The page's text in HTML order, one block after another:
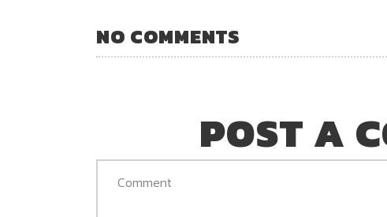
NO COMMENTS
POST A